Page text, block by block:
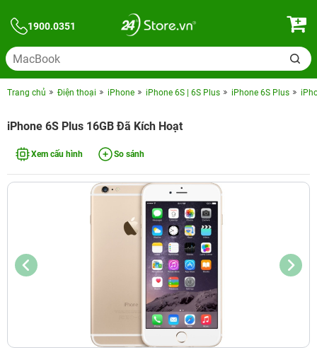
1900.0351
Trang chủ Điện thoại iPhone iPhone 6S | 6S Plus iPhone 6S Plus
iPhone 6S Plus 16GB Đã Kích Hoạt
Xem cấu hình So sánh